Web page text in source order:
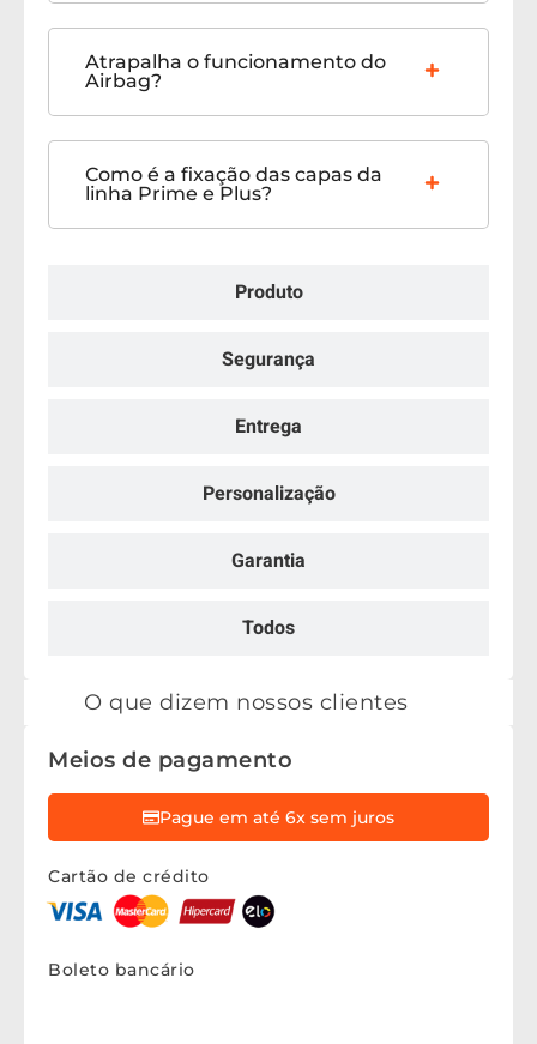
Produto
Segurança
Entrega
Personalização
Garantia
Todos
Atrapalha o funcionamento do
Airbag?
Como é a fixação das capas da
linha Prime e Plus?
O que dizem nossos clientes
Meios de pagamento
Pague em até 6x sem juros
Cartão de crédito
Boleto bancário